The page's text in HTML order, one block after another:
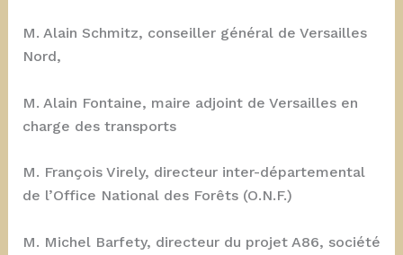
M. Alain Schmitz, conseiller général de Versailles
Nord,
M. Alain Fontaine, maire adjoint de Versailles en
charge des transports
M. François Virely, directeur inter-départemental
de l’Office National des Forêts (O.N.F.)
M. Michel Barfety, directeur du projet A86, société